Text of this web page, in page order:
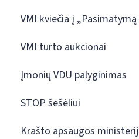
VMI kviečia į
VMI turto aukcionai
Įmonių VDU palyginimas
STOP šešėliui
Krašto apsaugos